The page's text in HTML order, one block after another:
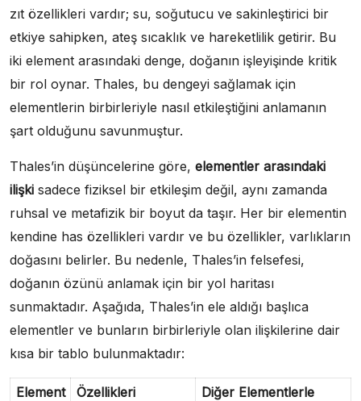
zıt özellikleri vardır; su, soğutucu ve sakinleştirici bir
etkiye sahipken, ateş sıcaklık ve hareketlilik getirir. Bu
iki element arasındaki denge, doğanın işleyişinde kritik
bir rol oynar. Thales, bu dengeyi sağlamak için
elementlerin birbirleriyle nasıl etkileştiğini anlamanın
şart olduğunu savunmuştur.
Thales’in düşüncelerine göre, elementler arasındaki
ilişki sadece fiziksel bir etkileşim değil, aynı zamanda
ruhsal ve metafizik bir boyut da taşır. Her bir elementin
kendine has özellikleri vardır ve bu özellikler, varlıkların
doğasını belirler. Bu nedenle, Thales’in felsefesi,
doğanın özünü anlamak için bir yol haritası
sunmaktadır. Aşağıda, Thales’in ele aldığı başlıca
elementler ve bunların birbirleriyle olan ilişkilerine dair
kısa bir tablo bulunmaktadır:
Element Özellikleri Diğer Elementlerle